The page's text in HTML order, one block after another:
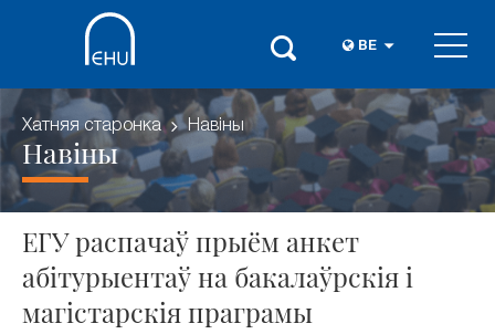
BE
Хатняя старонка Навіны
Навіны
ЕГУ распачаў прыём анкет
абітурыентаў на бакалаўрскія і
магістарскія праграмы